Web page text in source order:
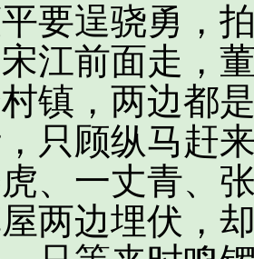
逞骁勇，拍
江前面走，
镇，两边都
只顾纵马赶
、一丈青、
两边埋伏，